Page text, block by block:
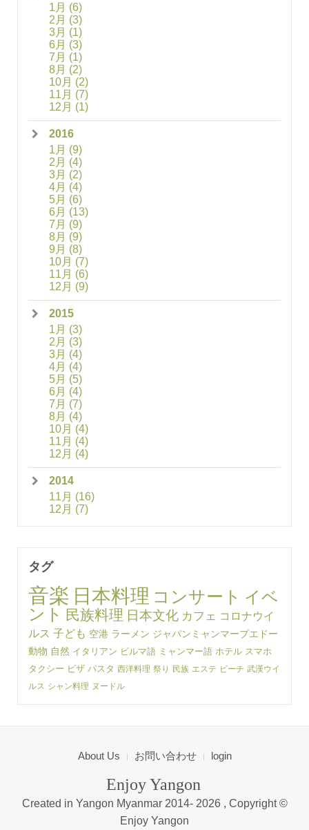
1月 (6)
2月 (3)
3月 (1)
6月 (3)
7月 (1)
8月 (2)
10月 (2)
11月 (7)
12月 (1)
2016
1月 (9)
2月 (4)
3月 (2)
4月 (4)
5月 (6)
6月 (13)
7月 (9)
8月 (9)
9月 (8)
10月 (7)
11月 (6)
12月 (9)
2015
1月 (3)
2月 (3)
3月 (4)
4月 (4)
5月 (5)
6月 (4)
7月 (7)
8月 (4)
10月 (4)
11月 (4)
12月 (4)
2014
11月 (16)
12月 (7)
タグ
音楽 日本料理 コンサート イベ
ント
民族料理 日本文化 カフェ コロナウイ
ルス 子ども 空港 ラーメン ジャパンミャンマープエドー
動物 自然 イタリアン ビルマ語 ミャンマー語 ホテル スマホ
タクシー ピザ パスタ 西洋料理 祭り 民族 エステ ビーチ 武漢ウイ
ルス シャン料理 ヌードル
About Us お問い合わせ login
Enjoy Yangon
Created in Yangon Myanmar 2014- 2026 , Copyright ©
Enjoy Yangon